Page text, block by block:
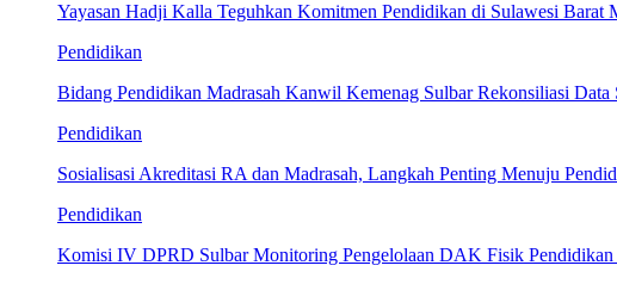
Yayasan Hadji Kalla Teguhkan Komitmen Pendidikan di Sulawesi
Pendidikan
Bidang Pendidikan Madrasah Kanwil Kemenag Sulbar Rekonsiliasi Data
Pendidikan
Sosialisasi Akreditasi RA dan Madrasah, Langkah Penting Menuju
Pendidikan
Komisi IV DPRD Sulbar Monitoring Pengelolaan DAK Fisik